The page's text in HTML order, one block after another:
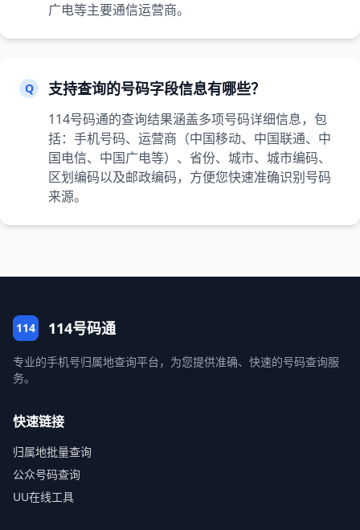
广电等主要通信运营商。
Q 支持查询的号码字段信息有哪些？
114号码通的查询结果涵盖多项号码详细信息，包
括：手机号码、运营商（中国移动、中国联通、中
国电信、中国广电等）、省份、城市、城市编码、
区划编码以及邮政编码，方便您快速准确识别号码
来源。
114 114号码通
专业的手机号归属地查询平台，为您提供准确、快速的号码查询服
务。
快速链接
归属地批量查询
公众号码查询
UU在线工具